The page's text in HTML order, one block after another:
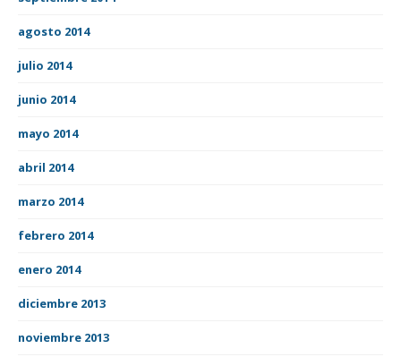
agosto 2014
julio 2014
junio 2014
mayo 2014
abril 2014
marzo 2014
febrero 2014
enero 2014
diciembre 2013
noviembre 2013